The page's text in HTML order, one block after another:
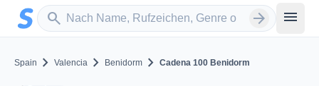
Zum Hauptinhalt springen
search
Sender suchen arrow_forward menu
Spain chevron_right Valencia chevron_right Benidorm chevron_right Cadena 100 Benidorm